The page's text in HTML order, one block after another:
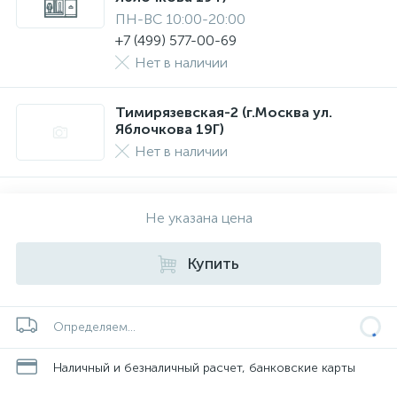
ПН-ВС 10:00-20:00
+7 (499) 577-00-69
Нет в наличии
Тимирязевская-2 (г.Москва ул.
Яблочкова 19Г)
Нет в наличии
Не указана цена
Купить
Определяем...
Наличный и безналичный расчет, банковские карты